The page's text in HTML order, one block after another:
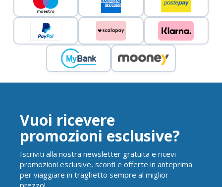
Vuoi ricevere
promozioni esclusive?
Iscriviti alla nostra newsletter gratuita e ricevi
promozioni esclusive, sconti e offerte in anteprima
per viaggiare in traghetto sempre al miglior
prezzo!